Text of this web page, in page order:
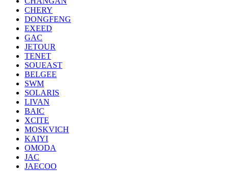
CHERY
DONGFENG
EXEED
GAC
JETOUR
TENET
SOUEAST
BELGEE
SWM
SOLARIS
LIVAN
BAIC
XCITE
MOSKVICH
KAIYI
OMODA
JAC
JAECOO